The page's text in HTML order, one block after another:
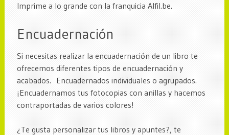
Imprime a lo grande con la franquicia Alfil.be.
Encuadernación
Si necesitas realizar la encuadernación de un libro te
ofrecemos diferentes tipos de encuadernación y
acabados. Encuadernados individuales o agrupados.
¡Encuadernamos tus fotocopias con anillas y hacemos
contraportadas de varios colores!
¿Te gusta personalizar tus libros y apuntes?, te